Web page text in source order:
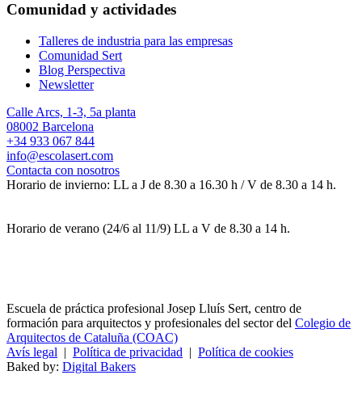
Comunidad y actividades
Talleres de industria para las empresas
Comunidad Sert
Blog Perspectiva
Newsletter
Calle Arcs, 1-3, 5a planta
08002 Barcelona
+34 933 067 844
info@escolasert.com
Contacta con nosotros
Horario de invierno: LL a J de 8.30 a 16.30 h / V de 8.30 a 14 h.
Horario de verano (24/6 al 11/9) LL a V de 8.30 a 14 h.
Escuela de práctica profesional Josep Lluís Sert, centro de
formación para arquitectos y profesionales del sector del Colegio de
Arquitectos de Cataluña (COAC)
Avís legal | Política de privacidad | Política de cookies
Baked by: Digital Bakers